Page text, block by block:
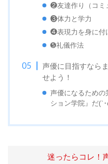
❷友達作り（コミ
❸体力と学力
❹表現力を身に付
➎礼儀作法
声優に目指すなら
せよう！
声優になるための
ション学院』だ(`
迷ったらコレ！